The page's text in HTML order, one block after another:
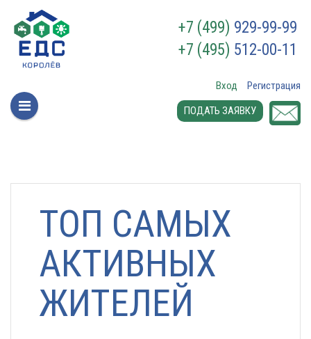
+7 (499) 929-99-99
+7 (495) 512-00-11
Вход
Регистрация
ПОДАТЬ ЗАЯВКУ
ТОП САМЫХ
АКТИВНЫХ
ЖИТЕЛЕЙ